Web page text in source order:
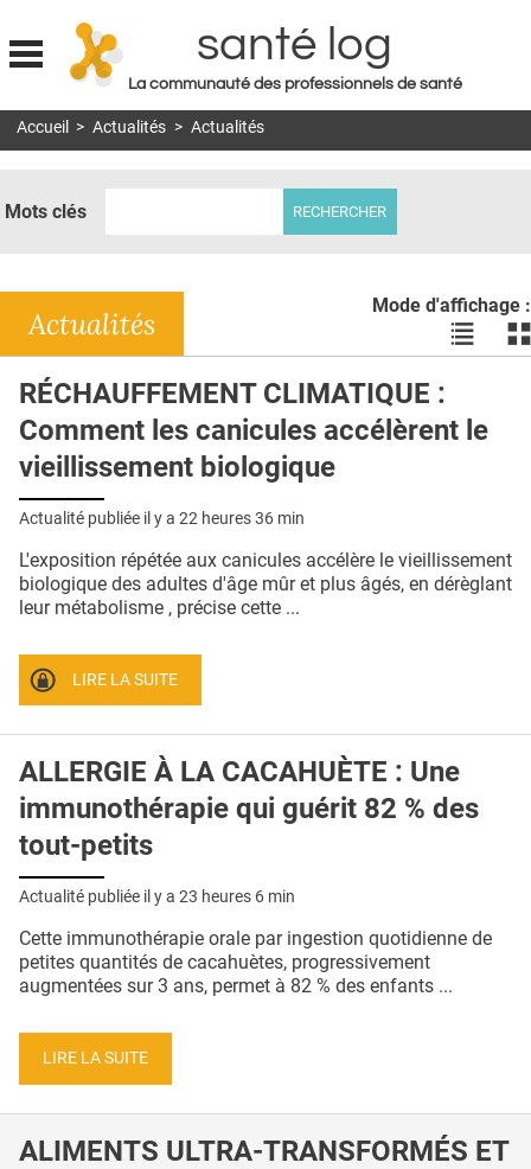
Jump to navigation
santé log
La communauté des professionnels de santé
MON COMPTE
DOSSIERS
RÉSEAUX
E-REVUE SAD
THÉMA
L'APP
PUBLICITÉ
CONTACT
Accueil > Actualités > Actualités
Mots clés
Mode d'affichage :
Voir
les
liste
les
Actualités
RÉCHAUFFEMENT CLIMATIQUE :
Comment les canicules accélèrent le
vieillissement biologique
Actualité publiée il y a 22 heures 36 min
L'exposition répétée aux canicules accélère le vieillissement
biologique des adultes d'âge mûr et plus âgés, en dérèglant
leur métabolisme , précise cette ...
LIRE LA SUITE
ALLERGIE À LA CACAHUÈTE : Une
immunothérapie qui guérit 82 % des
tout-petits
Actualité publiée il y a 23 heures 6 min
Cette immunothérapie orale par ingestion quotidienne de
petites quantités de cacahuètes, progressivement
augmentées sur 3 ans, permet à 82 % des enfants ...
LIRE LA SUITE
ALIMENTS ULTRA-TRANSFORMÉS ET